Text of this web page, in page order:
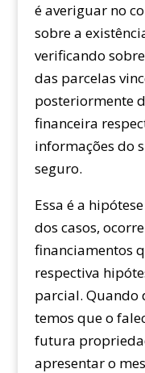
é averiguar no
sobre a
verificando
das parcelas
posteriormente
financeira
informações do
seguro.
Essa é a
dos casos,
financiamentos
respectiva
parcial. Quando
temos que o
futura
apresentar o